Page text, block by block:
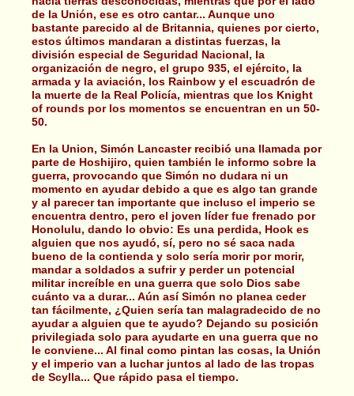
de la Unión, ese es otro cantar... Aunque uno
bastante parecido al de Britannia, quienes por cierto,
estos últimos mandaran a distintas fuerzas, la
división especial de Seguridad Nacional, la
organización de negro, el grupo 935, el ejército, la
armada y la aviación, los Rainbow y el escuadrón de
la muerte de la Real Policía, mientras que los Knight
of rounds por los momentos se encuentran en un 50-
50.
En la Union, Simón Lancaster recibió una llamada por
parte de Hoshijiro, quien también le informo sobre la
guerra, provocando que Simón no dudara ni un
momento en ayudar debido a que es algo tan grande
y al parecer tan importante que incluso el imperio se
encuentra dentro, pero el joven líder fue frenado por
Honolulu, dando lo obvio: Es una perdida, Hook es
alguien que nos ayudó, sí, pero no sé saca nada
bueno de la contienda y solo sería morir por morir,
mandar a soldados a sufrir y perder un potencial
militar increíble en una guerra que solo Dios sabe
cuánto va a durar... Aún así Simón no planea ceder
tan fácilmente, ¿Quien sería tan malagradecido de no
ayudar a alguien que te ayudo? Dejando su posición
privilegiada solo para ayudarte en una guerra que no
le conviene... Al final como pintan las cosas, la Unión
y el imperio van a luchar juntos al lado de las tropas
de Scylla... Que rápido pasa el tiempo.